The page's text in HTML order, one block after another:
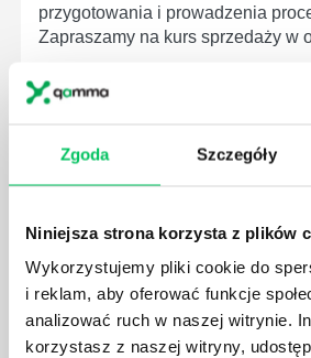
Zgoda Szczegóły
Niniejsza strona korzysta z plików
Wykorzystujemy pliki cookie do
i reklam, aby oferować funkcje
analizować ruch w naszej witrynie.
korzystasz z naszej witryny,
przygotowania i prowadzenia
Zapraszamy na kurs sprzedaży w
Dowiedz się o termin szkolenia
ZAAWANSOWANE TECHNIKI